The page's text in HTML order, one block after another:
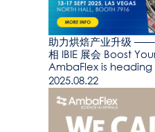
助力烘焙产业升级
相 IBIE 展会 Boost
AmbaFlex is heading
2025.08.22